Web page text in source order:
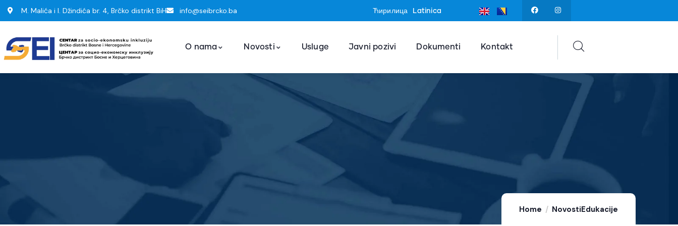
M. Malića i I. Džindića br. 4, Brčko distrikt BiH info@seibrcko.ba Ћирилица Latinica
O nama Novosti Usluge Javni pozivi Dokumenti Kontakt
Home NovostiEdukacije